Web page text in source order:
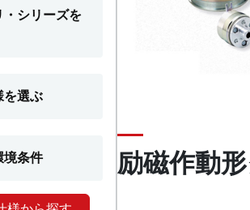
・シリーズを
を選ぶ
境条件 励磁作動